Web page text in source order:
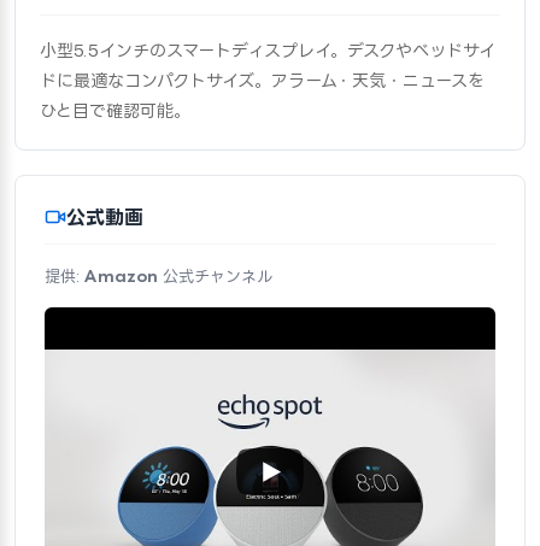
小型5.5インチのスマートディスプレイ。デスクやベッドサイ
ドに最適なコンパクトサイズ。アラーム・天気・ニュースを
ひと目で確認可能。
公式動画
提供: Amazon 公式チャンネル